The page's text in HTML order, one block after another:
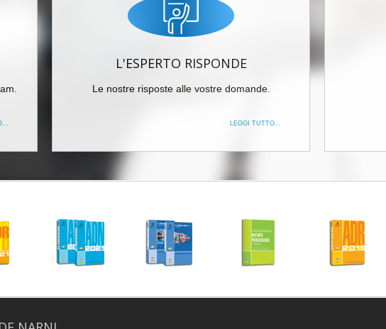
L'ESPERTO RISPONDE
Le nostre risposte alle vostre domande.
LEGGI TUTTO...